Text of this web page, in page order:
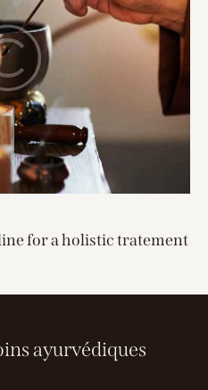
for a holistic tratement
ayurvédiques